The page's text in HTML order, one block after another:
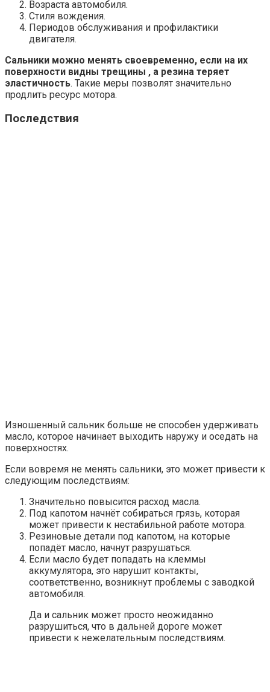
Возраста автомобиля.
Стиля вождения.
Периодов обслуживания и профилактики
двигателя.
Сальники можно менять своевременно, если на их
поверхности видны трещины , а резина теряет
эластичность. Такие меры позволят значительно
продлить ресурс мотора.
Последствия
Изношенный сальник больше не способен удерживать
масло, которое начинает выходить наружу и оседать на
поверхностях.
Если вовремя не менять сальники, это может привести к
следующим последствиям:
Значительно повысится расход масла.
Под капотом начнёт собираться грязь, которая
может привести к нестабильной работе мотора.
Резиновые детали под капотом, на которые
попадёт масло, начнут разрушаться.
Если масло будет попадать на клеммы
аккумулятора, это нарушит контакты,
соответственно, возникнут проблемы с заводкой
автомобиля.
Да и сальник может просто неожиданно
разрушиться, что в дальней дороге может
привести к нежелательным последствиям.